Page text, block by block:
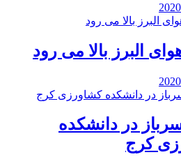
البرز بالا می رود
در دانشکده
کرج